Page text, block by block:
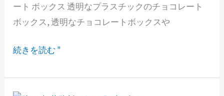
ート ボックス 透明なプラスチックのチョコレート
ボックス, 透明なチョコレートボックスや
コ
レ
ト
続きを読む "